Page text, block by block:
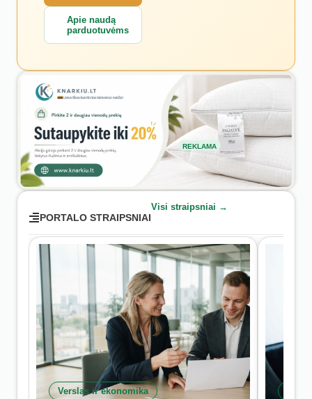
Apie naudą
parduotuvėms
REKLAMA
PORTALO STRAIPSNIAI
Visi straipsniai →
Verslas ir ekonomika